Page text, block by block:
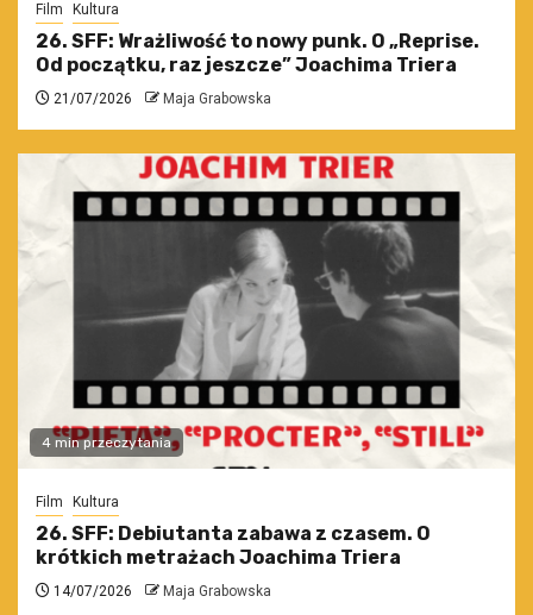
Film Kultura
26. SFF: Wrażliwość to nowy punk. O „Reprise.
Od początku, raz jeszcze” Joachima Triera
21/07/2026 Maja Grabowska
4 min przeczytania
Film Kultura
26. SFF: Debiutanta zabawa z czasem. O
krótkich metrażach Joachima Triera
14/07/2026 Maja Grabowska